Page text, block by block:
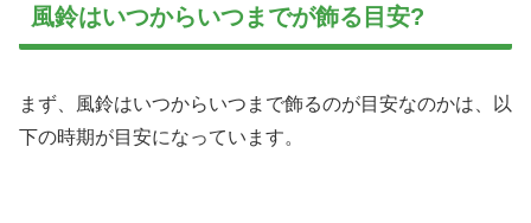
風鈴はいつからいつまでが飾る目安?
まず、風鈴はいつからいつまで飾るのが目安なのかは、以
下の時期が目安になっています。